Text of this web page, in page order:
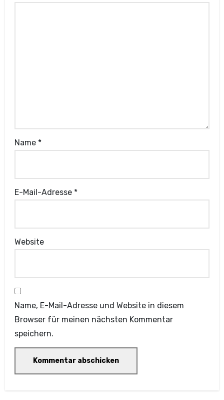
Name *
E-Mail-Adresse *
Website
Name, E-Mail-Adresse und Website in diesem
Browser für meinen nächsten Kommentar
speichern.